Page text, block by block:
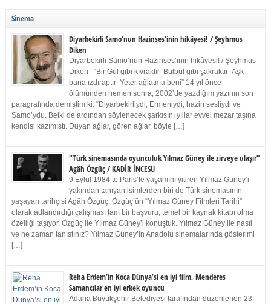
Sinema
Diyarbekirli Samo’nun Hazinses’inin hikâyesi! / Şeyhmus
Diken
Diyarbekirli Samo’nun Hazinses’inin hikâyesi! / Şeyhmus
Diken “Bir Gül gibi kıvraktır Bülbül gibi şakraktır Aşk
bana ızdıraptır Yeter ağlatma beni” 14 yıl önce
ölümünden hemen sonra, 2002’de yazdığım yazının son
paragrafında demiştim ki: “Diyarbekirliydi, Ermeniydi, hazin sesliydi ve
Samo’ydu. Belki de ardından söylenecek şarkısını yıllar evvel mezar taşına
kendisi kazımıştı. Duyan ağlar, gören ağlar, böyle […]
“Türk sinemasında oyunculuk Yılmaz Güney ile zirveye ulaşır”
Agâh Özgüç / KADİR İNCESU
9 Eylül 1984’te Paris’te yaşamını yitiren Yılmaz Güney’i
yakından tanıyan isimlerden biri de Türk sinemasının
yaşayan tarihçisi Agâh Özgüç. Özgüç’ün “Yılmaz Güney Filmleri Tarihi”
olarak adlandırdığı çalışması tam bir başvuru, temel bir kaynak kitabı olma
özelliği taşıyor. Özgüç ile Yılmaz Güney’i konuştuk. Yılmaz Güney ile nasıl
ve ne zaman tanıştınız? Yılmaz Güney’in Anadolu sinemalarında gösterimi
[…]
Reha Erdem’in Koca Dünya’si en iyi film, Menderes
Samancılar en iyi erkek oyuncu
Adana Büyükşehir Belediyesi tarafından düzenlenen 23.